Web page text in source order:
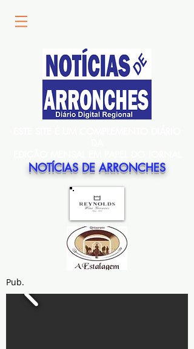
NOTÍCIAS DE ARRONCHES
Pub.